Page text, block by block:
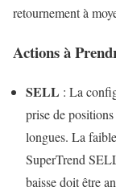
retournement à
Actions à
SELL : La
prise de
longues. La
SuperTrend
baisse doit être